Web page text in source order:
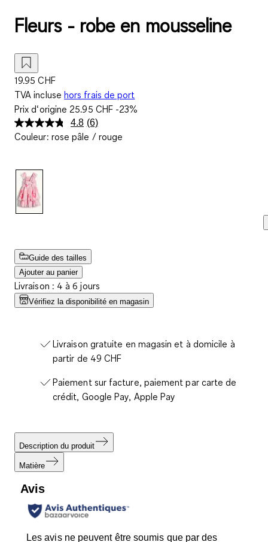
Fleurs - robe en mousseline
19.95 CHF
TVA incluse hors frais de port
Prix d‘origine 25.95 CHF-23%
4.8 Lire
6
(6)
Couleur: rose pâle / rouge
Guide des tailles
Ajouter au panier
Livraison : 4 à 6 jours
Vérifiez la disponibilité en magasin
Livraison gratuite en magasin et à domicile à
partir de 49 CHF
Paiement sur facture, paiement par carte de
crédit, Google Pay, Apple Pay
Description du produit
Matière
Avis
Les avis ne peuvent être soumis que par des